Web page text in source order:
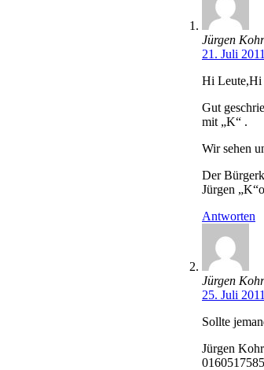
Jürgen
21. Juli
Hi Leute,Hi
Gut
mit „K“ .
Wir sehen
Der
Jürgen
Antworten
Jürgen
25. Juli
Sollte
Jürgen